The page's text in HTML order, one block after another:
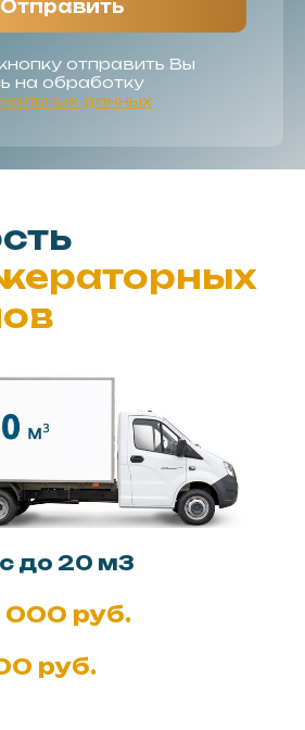
Отправить
отправить Вы
на обработку
данных
до 20 м3
руб.
руб.